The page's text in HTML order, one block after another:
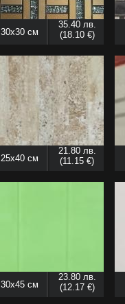
30x30 см
35.40 лв.
(18.10 €)
25x40 см
21.80 лв.
(11.15 €)
30x45 см
23.80 лв.
(12.17 €)